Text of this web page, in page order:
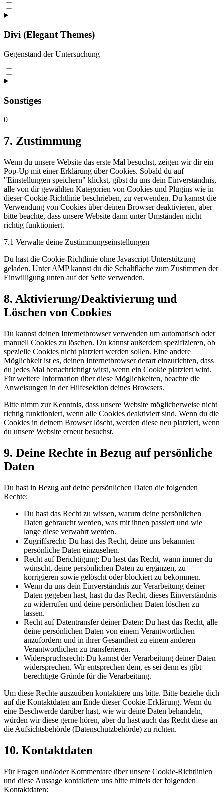
Consent
to
php
Divi (Elegant Themes)
Gegenstand der Untersuchung
Consent
to
divi-
(elegant-
themes)
Sonstiges
0
Consent
to
sonstiges
7. Zustimmung
Wenn du unsere Website das erste Mal besuchst, zeigen wir dir ein
Pop-Up mit einer Erklärung über Cookies. Sobald du auf
"Einstellungen speichern" klickst, gibst du uns dein Einverständnis,
alle von dir gewählten Kategorien von Cookies und Plugins wie in
dieser Cookie-Richtlinie beschrieben, zu verwenden. Du kannst die
Verwendung von Cookies über deinen Browser deaktivieren, aber
bitte beachte, dass unsere Website dann unter Umständen nicht
richtig funktioniert.
7.1 Verwalte deine Zustimmungseinstellungen
Du hast die Cookie-Richtlinie ohne Javascript-Unterstützung
geladen. Unter AMP kannst du die Schaltfläche zum Zustimmen der
Einwilligung unten auf der Seite verwenden.
8. Aktivierung/Deaktivierung und
Löschen von Cookies
Du kannst deinen Internetbrowser verwenden um automatisch oder
manuell Cookies zu löschen. Du kannst außerdem spezifizieren, ob
spezielle Cookies nicht platziert werden sollen. Eine andere
Möglichkeit ist es, deinen Internetbrowser derart einzurichten, dass
du jedes Mal benachrichtigt wirst, wenn ein Cookie platziert wird.
Für weitere Information über diese Möglichkeiten, beachte die
Anweisungen in der Hilfesektion deines Browsers.
Bitte nimm zur Kenntnis, dass unsere Website möglicherweise nicht
richtig funktioniert, wenn alle Cookies deaktiviert sind. Wenn du die
Cookies in deinem Browser löscht, werden diese neu platziert, wenn
du unsere Website erneut besuchst.
9. Deine Rechte in Bezug auf persönliche
Daten
Du hast in Bezug auf deine persönlichen Daten die folgenden
Rechte:
Du hast das Recht zu wissen, warum deine persönlichen
Daten gebraucht werden, was mit ihnen passiert und wie
lange diese verwahrt werden.
Zugriffsrecht: Du hast das Recht, deine uns bekannten
persönliche Daten einzusehen.
Recht auf Berichtigung: Du hast das Recht, wann immer du
wünscht, deine persönlichen Daten zu ergänzen, zu
korrigieren sowie gelöscht oder blockiert zu bekommen.
Wenn du uns dein Einverständnis zur Verarbeitung deiner
Daten gegeben hast, hast du das Recht, dieses Einverständnis
zu widerrufen und deine persönlichen Daten löschen zu
lassen.
Recht auf Datentransfer deiner Daten: Du hast das Recht, alle
deine persönlichen Daten von einem Verantwortlichen
anzufordern und in ihrer Gesamtheit zu einem anderen
Verantwortlichen zu transferieren.
Widerspruchsrecht: Du kannst der Verarbeitung deiner Daten
widersprechen. Wir entsprechen dem, es sei denn es gibt
berechtigte Gründe für die Verarbeitung.
Um diese Rechte auszuüben kontaktiere uns bitte. Bitte beziehe dich
auf die Kontaktdaten am Ende dieser Cookie-Erklärung. Wenn du
eine Beschwerde darüber hast, wie wir deine Daten behandeln,
würden wir diese gerne hören, aber du hast auch das Recht diese an
die Aufsichtsbehörde (Datenschutzbehörde) zu richten.
10. Kontaktdaten
Für Fragen und/oder Kommentare über unsere Cookie-Richtlinien
und diese Aussage kontaktiere uns bitte mittels der folgenden
Kontaktdaten: